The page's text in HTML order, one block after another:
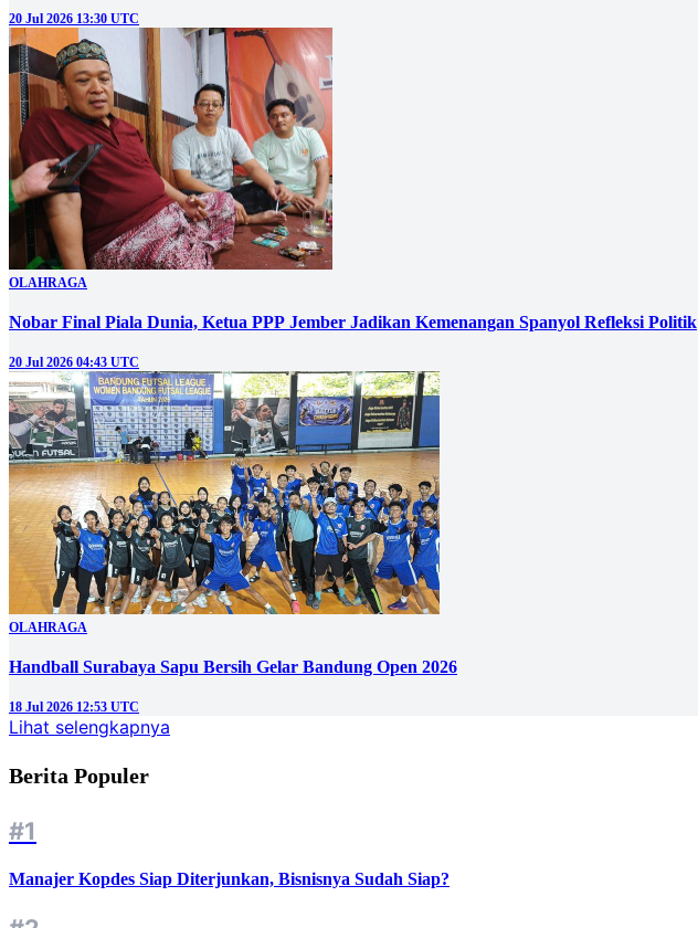
20 Jul 2026 13:30 UTC
OLAHRAGA
Nobar Final Piala Dunia, Ketua PPP Jember Jadikan Kemenangan Spanyol Refleksi Politik
20 Jul 2026 04:43 UTC
OLAHRAGA
Handball Surabaya Sapu Bersih Gelar Bandung Open 2026
18 Jul 2026 12:53 UTC
Lihat selengkapnya
Berita Populer
#1
Manajer Kopdes Siap Diterjunkan, Bisnisnya Sudah Siap?